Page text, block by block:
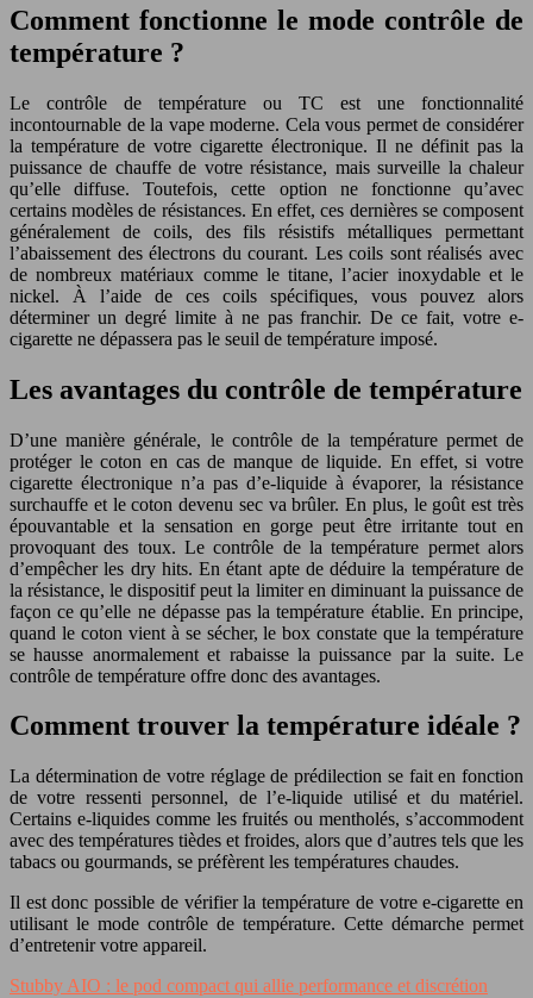
Comment fonctionne le mode contrôle de
température ?
Le contrôle de température ou TC est une fonctionnalité
incontournable de la vape moderne. Cela vous permet de considérer
la température de votre cigarette électronique. Il ne définit pas la
puissance de chauffe de votre résistance, mais surveille la chaleur
qu’elle diffuse. Toutefois, cette option ne fonctionne qu’avec
certains modèles de résistances. En effet, ces dernières se composent
généralement de coils, des fils résistifs métalliques permettant
l’abaissement des électrons du courant. Les coils sont réalisés avec
de nombreux matériaux comme le titane, l’acier inoxydable et le
nickel. À l’aide de ces coils spécifiques, vous pouvez alors
déterminer un degré limite à ne pas franchir. De ce fait, votre e-
cigarette ne dépassera pas le seuil de température imposé.
Les avantages du contrôle de température
D’une manière générale, le contrôle de la température permet de
protéger le coton en cas de manque de liquide. En effet, si votre
cigarette électronique n’a pas d’e-liquide à évaporer, la résistance
surchauffe et le coton devenu sec va brûler. En plus, le goût est très
épouvantable et la sensation en gorge peut être irritante tout en
provoquant des toux. Le contrôle de la température permet alors
d’empêcher les dry hits. En étant apte de déduire la température de
la résistance, le dispositif peut la limiter en diminuant la puissance de
façon ce qu’elle ne dépasse pas la température établie. En principe,
quand le coton vient à se sécher, le box constate que la température
se hausse anormalement et rabaisse la puissance par la suite. Le
contrôle de température offre donc des avantages.
Comment trouver la température idéale ?
La détermination de votre réglage de prédilection se fait en fonction
de votre ressenti personnel, de l’e-liquide utilisé et du matériel.
Certains e-liquides comme les fruités ou mentholés, s’accommodent
avec des températures tièdes et froides, alors que d’autres tels que les
tabacs ou gourmands, se préfèrent les températures chaudes.
Il est donc possible de vérifier la température de votre e-cigarette en
utilisant le mode contrôle de température. Cette démarche permet
d’entretenir votre appareil.
Stubby AIO : le pod compact qui allie performance et discrétion